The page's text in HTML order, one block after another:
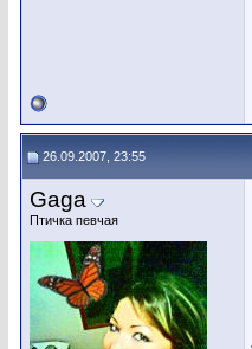
26.09.2007, 23:55
Gaga
Птичка певчая